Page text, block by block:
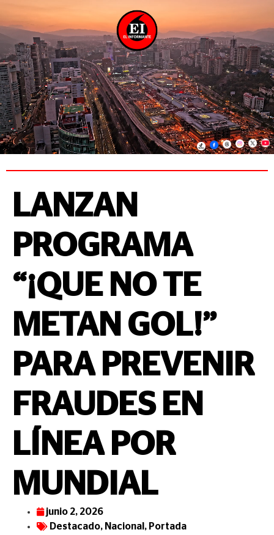
LANZAN
PROGRAMA
“¡QUE NO TE
METAN GOL!”
PARA PREVENIR
FRAUDES EN
LÍNEA POR
MUNDIAL
junio 2, 2026
Destacado, Nacional , Portada